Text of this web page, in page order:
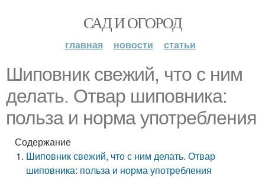
САД И ОГОРОД
главная новости статьи
Шиповник свежий, что с ним
делать. Отвар шиповника:
польза и норма употребления
Содержание
Шиповник свежий, что с ним делать. Отвар
шиповника: польза и норма употребления